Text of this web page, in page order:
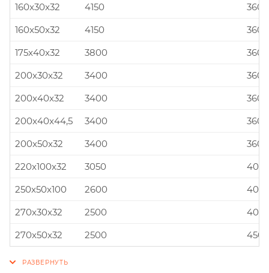
160x30x32
4150
160x50x32
4150
175x40x32
3800
200x30x32
3400
200x40x32
3400
200x40x44,5
3400
200x50x32
3400
220x100x32
3050
250x50x100
2600
270x30x32
2500
270x50x32
2500